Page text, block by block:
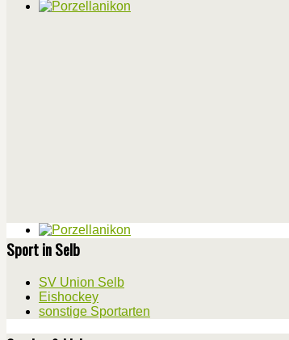
Sport in Selb
SV Union Selb
Eishockey
sonstige Sportarten